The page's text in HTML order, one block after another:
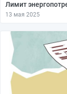
Лимит
13 мая 2025